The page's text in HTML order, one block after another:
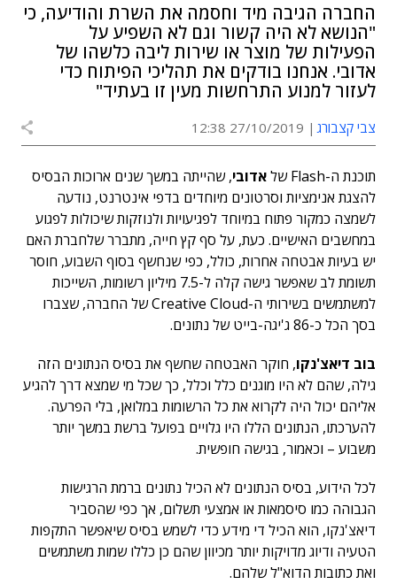
החברה הגיבה מיד וחסמה את השרת והודיעה, כי
"הנושא לא היה קשור וגם לא השפיע על
הפעילות של מוצר או שירות ליבה כלשהו של
אדובי. אנחנו בודקים את תהליכי הפיתוח כדי
לעזור למנוע התרחשות מעין זו בעתיד"
צבי קצבורג 27/10/2019 12:38
תוכנת ה-Flash של אדובי, שהייתה במשך שנים ארוכות הבסיס
להצגת אנימציות וסרטונים מיוחדים בדפי אינטרנט, נודעה
לשמצה כמקור פתוח במיוחד לפגיעויות ולנוזקות שיכולות לפגוע
במחשבים האישיים. כעת, על סף קץ חייה, מתברר שלחברת האם
יש בעיות אבטחה אחרות, כולל, כפי שנחשף בסוף השבוע, חוסר
תשומת לב שאפשר גישה קלה ל-7.5 מיליון רשומות, השייכות
למשתמשים בשירותי ה-Creative Cloud של החברה, שצברו
בסך הכל כ-86 ג'יגה-בייט של נתונים.
בוב דיאצ'נקו, חוקר האבטחה שחשף את בסיס הנתונים הזה
גילה, שהם לא היו מוגנים כלל וכלל, כך שכל מי שמצא דרך להגיע
אליהם יכול היה לקרוא את כל הרשומות במלואן, בלי הפרעה.
להערכתו, הנתונים הללו היו גלויים בפועל ברשת במשך יותר
משבוע – וכאמור, בגישה חופשית.
לכל הידוע, בסיס הנתונים לא הכיל נתונים ברמת הרגישות
הגבוהה כמו סיסמאות או אמצעי תשלום, אך כפי שהסביר
דיאצ'נקו, הוא הכיל די מידע כדי לשמש בסיס שיאפשר התקפות
הטעיה ודיוג מדויקות יותר מכיוון שהם כן כללו שמות משתמשים
ואת כתובות הדוא"ל שלהם.